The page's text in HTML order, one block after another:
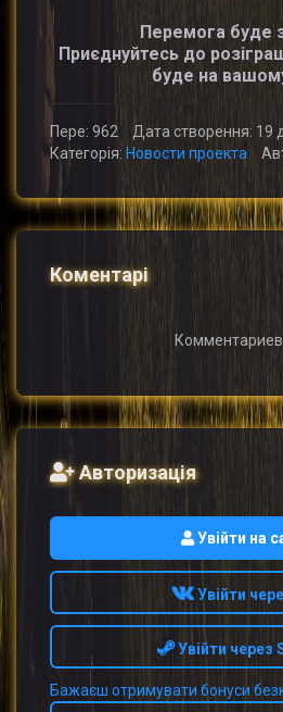
Перемога буде
Приєднуйтесь до
буде на
Пере: 962
Дата створення: 19
Категорія: Новости проекта
Коментарі
Авторизація
Увійти на
Увійти
Увійти через
Бажаєш отримувати бонуси